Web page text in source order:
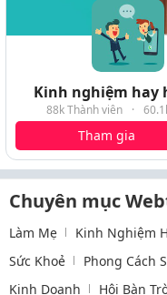
Kinh nghiệm hay
88k Thành viên ·
Tham gia
Chuyên mục
Làm Mẹ Kinh Nghiệm
Sức Khoẻ
Phong Cách
Kinh Doanh
Hội Bàn